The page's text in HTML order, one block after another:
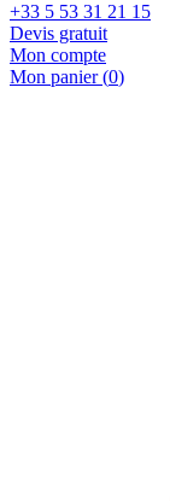
+33 5 53 31 21 15
Devis gratuit
Mon compte
Mon panier (0)